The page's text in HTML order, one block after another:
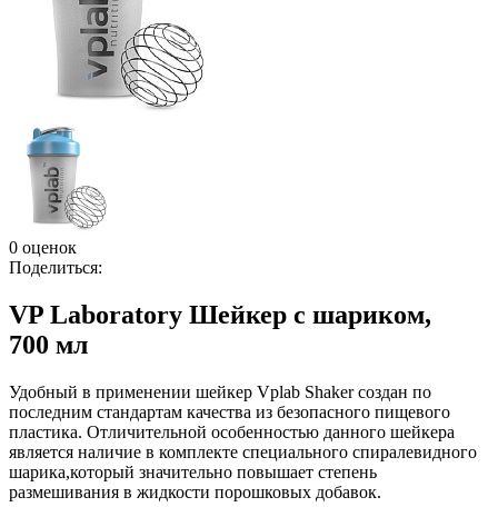
0 оценок
Поделиться:
VP Laboratory Шейкер с шариком,
700 мл
Удобный в применении шейкер Vplab Shaker создан по
последним стандартам качества из безопасного пищевого
пластика. Отличительной особенностью данного шейкера
является наличие в комплекте специального спиралевидного
шарика,который значительно повышает степень
размешивания в жидкости порошковых добавок.